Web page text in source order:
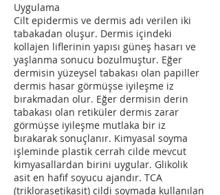
Uygulama
Cilt epidermis ve dermis adı verilen iki
tabakadan oluşur. Dermis içindeki
kollajen liflerinin yapısı güneş hasarı ve
yaşlanma sonucu bozulmuştur. Eğer
dermisin yüzeysel tabakası olan papiller
dermis hasar görmüşse iyileşme iz
bırakmadan olur. Eğer dermisin derin
tabakası olan retiküler dermis zarar
görmüşse iyileşme mutlaka bir iz
bırakarak sonuçlanır. Kimyasal soyma
işleminde plastik cerrah cilde mevcut
kimyasallardan birini uygular. Glikolik
asit en hafif soyucu ajandır. TCA
(triklorasetikasit) cildi soymada kullanılan